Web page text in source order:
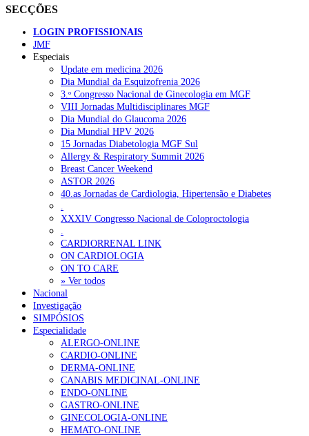
SECÇÕES
LOGIN PROFISSIONAIS
JMF
Especiais
Update em medicina 2026
Dia Mundial da Esquizofrenia 2026
3.ᵒ Congresso Nacional de Ginecologia em MGF
VIII Jornadas Multidisciplinares MGF
Dia Mundial do Glaucoma 2026
Dia Mundial HPV 2026
15 Jornadas Diabetologia MGF Sul
Allergy & Respiratory Summit 2026
Breast Cancer Weekend
ASTOR 2026
40.as Jornadas de Cardiologia, Hipertensão e Diabetes
XXXIV Congresso Nacional de Coloproctologia
CARDIORRENAL LINK
ON CARDIOLOGIA
ON TO CARE
» Ver todos
Nacional
Investigação
SIMPÓSIOS
Especialidade
ALERGO-ONLINE
CARDIO-ONLINE
DERMA-ONLINE
CANABIS MEDICINAL-ONLINE
ENDO-ONLINE
GASTRO-ONLINE
GINECOLOGIA-ONLINE
HEMATO-ONLINE